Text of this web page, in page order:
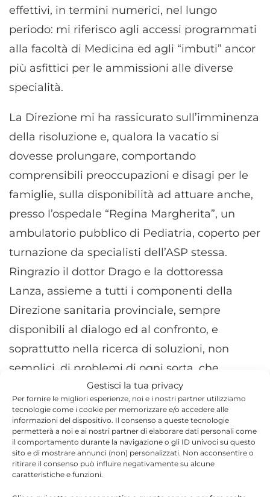
Gestisci la tua privacy
Per fornire le migliori esperienze, noi e i nostri partner utilizziamo
tecnologie come i cookie per memorizzare e/o accedere alle
informazioni del dispositivo. Il consenso a queste tecnologie
permetterà a noi e ai nostri partner di elaborare dati personali come
il comportamento durante la navigazione o gli ID univoci su questo
sito e di mostrare annunci (non) personalizzati. Non acconsentire o
ritirare il consenso può influire negativamente su alcune
caratteristiche e funzioni.
effettivi, in termini numerici, nel lungo
periodo: mi riferisco agli accessi programmati
alla facoltà di Medicina ed agli “imbuti” ancor
più asfittici per le ammissioni alle diverse
specialità.
La Direzione mi ha rassicurato sull’imminenza
della risoluzione e, qualora la vacatio si
dovesse prolungare, comportando
comprensibili preoccupazioni e disagi per le
famiglie, sulla disponibilità ad attuare anche,
presso l’ospedale “Regina Margherita”, un
ambulatorio pubblico di Pediatria, coperto per
turnazione da specialisti dell’ASP stessa.
Ringrazio il dottor Drago e la dottoressa
Lanza, assieme a tutti i componenti della
Direzione sanitaria provinciale, sempre
disponibili al dialogo ed al confronto, e
soprattutto nella ricerca di soluzioni, non
semplici, di problemi di ogni sorta, che
riguardino la salute dei nostri concittadini”.
TORNA IN ATTUALITÀ